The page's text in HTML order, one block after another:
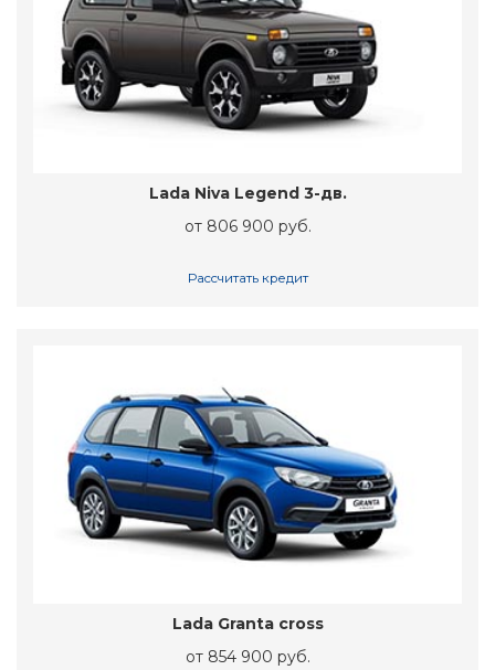
Lada Niva Legend 3-дв.
от 806 900 руб.
Рассчитать кредит
Lada Granta cross
от 854 900 руб.